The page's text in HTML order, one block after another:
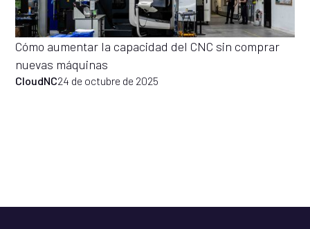
Cómo aumentar la capacidad del CNC sin comprar
nuevas máquinas
CloudNC24 de octubre de 2025